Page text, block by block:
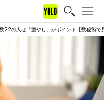
22の人は「癒やし」がポイント【数秘術で